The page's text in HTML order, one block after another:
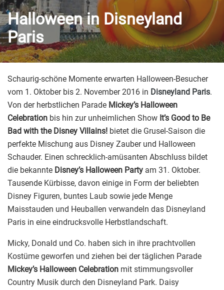
Halloween in Disneyland
Paris
Schaurig-schöne Momente erwarten Halloween-Besucher
vom 1. Oktober bis 2. November 2016 in Disneyland Paris.
Von der herbstlichen Parade Mickey’s Halloween
Celebration bis hin zur unheimlichen Show It’s Good to Be
Bad with the Disney Villains! bietet die Grusel-Saison die
perfekte Mischung aus Disney Zauber und Halloween
Schauder. Einen schrecklich-amüsanten Abschluss bildet
die bekannte Disney’s Halloween Party am 31. Oktober.
Tausende Kürbisse, davon einige in Form der beliebten
Disney Figuren, buntes Laub sowie jede Menge
Maisstauden und Heuballen verwandeln das Disneyland
Paris in eine eindrucksvolle Herbstlandschaft.
Micky, Donald und Co. haben sich in ihre prachtvollen
Kostüme geworfen und ziehen bei der täglichen Parade
Mickey’s Halloween Celebration mit stimmungsvoller
Country Musik durch den Disneyland Park. Daisy